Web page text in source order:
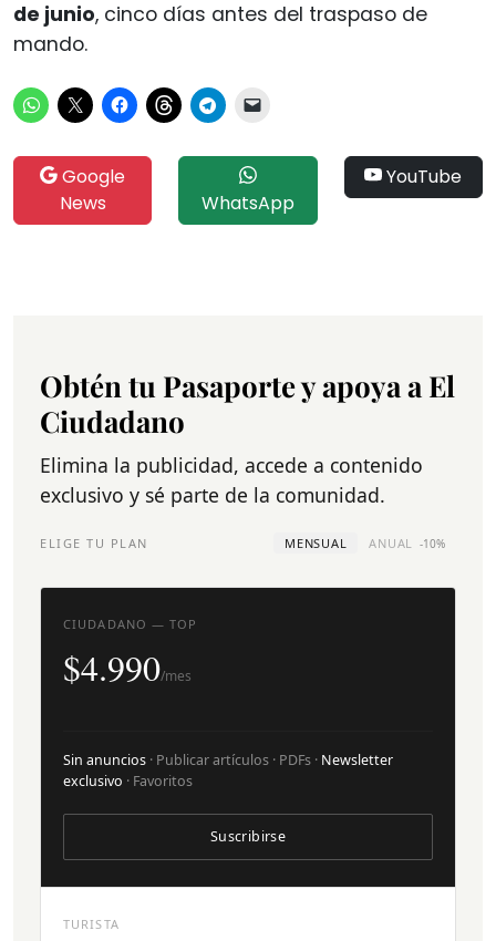
de junio, cinco días antes del traspaso de
mando.
Google
News
WhatsApp
YouTube
Obtén tu Pasaporte y apoya a El
Ciudadano
Elimina la publicidad, accede a contenido
exclusivo y sé parte de la comunidad.
ELIGE TU PLAN MENSUAL ANUAL -10%
TURISTA
CIUDADANO — TOP
$4.990/mes
Sin anuncios · Publicar artículos · PDFs · Newsletter
exclusivo · Favoritos
Suscribirse